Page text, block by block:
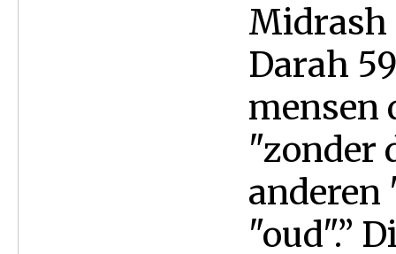
Midrash
Darah
mensen
"zonder
anderen
"oud".”